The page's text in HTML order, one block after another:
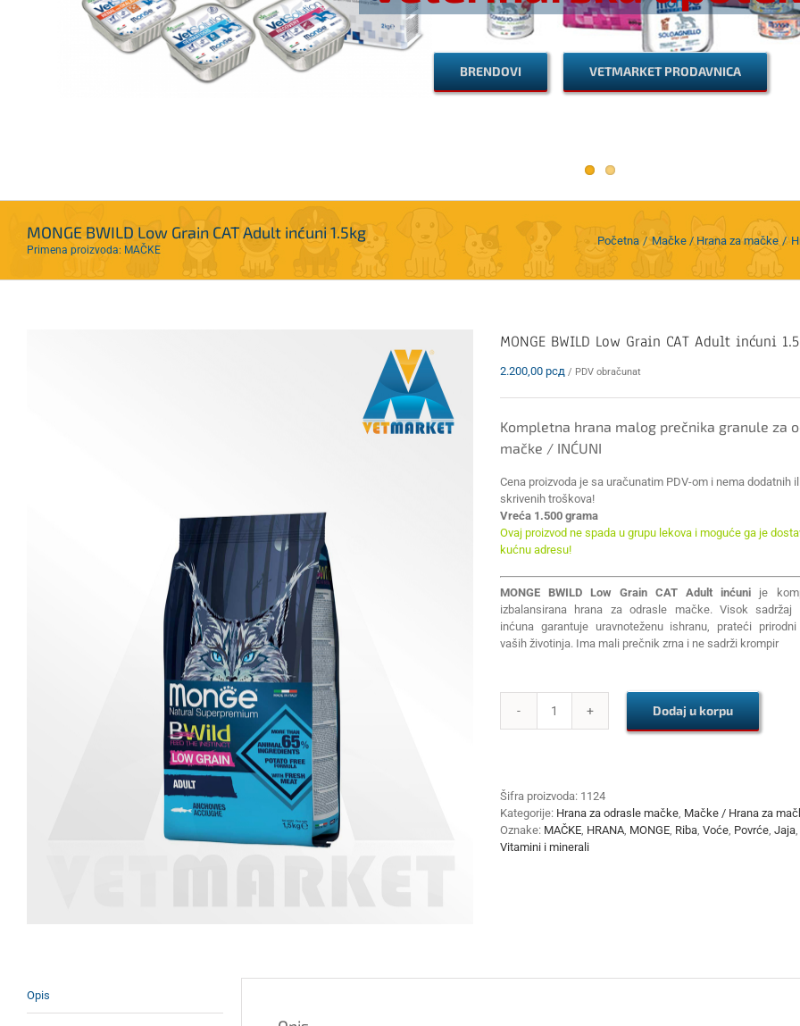
BRENDOVI VETMARKET PRODAVNICA
MONGE BWILD Low Grain CAT Adult inćuni 1.5kg
Primena proizvoda: MAČKE
Početna Mačke / Hrana za mačke
MONGE BWILD Low Grain CAT Adult inćuni
2.200,00 рсд / PDV obračunat
Kompletna hrana malog prečnika granule za
mačke / INĆUNI
Cena proizvoda je sa uračunatim PDV-om i nema dodatnih
skrivenih troškova!
Vreća 1.500 grama
Ovaj proizvod ne spada u grupu lekova i moguće ga je
kućnu adresu!
MONGE BWILD Low Grain CAT Adult inćuni je
izbalansirana hrana za odrasle mačke. Visok sadržaj
inćuna garantuje uravnoteženu ishranu, prateći
vaših životinja. Ima mali prečnik zrna i ne sadrži krompir
MONGE
Adult
inćuni
1.5kg
količina
Dodaj u korpu
Šifra proizvoda: 1124
Kategorije: Hrana za odrasle mačke Mačke / Hrana za
Oznake: MAČKE HRANA MONGE Riba Voće Povrće Jaja
Vitamini i minerali
Opis